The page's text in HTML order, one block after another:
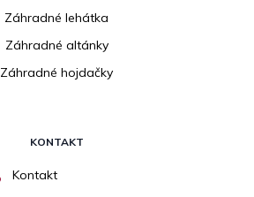
Záhradné lehátka
Záhradné altánky
Záhradné hojdačky
KONTAKT
Kontakt